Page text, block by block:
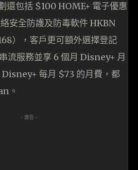
還包括 $100 HOME+ 電子優惠
安全防護及防毒軟件 HKBN
），客戶更可額外選擇登記
流服務並享 6 個月 Disney+ 月
每月 $73 的月費，都
。
- 廣告 -